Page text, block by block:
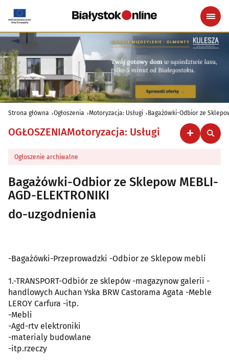
Strona główna Ogłoszenia Motoryzacja: Usługi Bagażówki-Odbior ze
OGŁOSZENIAMotoryzacja: Usługi
Ogłoszenie archiwalne
Bagażówki-Odbior ze Sklepow MEBLI-
AGD-ELEKTRONIKI
do-uzgodnienia
-Bagażówki-Przeprowadzki -Odbior ze Sklepow mebli
1.-TRANSPORT-Odbiór ze sklepów -magazynow galerii -
handlowych Auchan Yska BRW Castorama Agata -Meble
LEROY Carfura -itp.
-Mebli
-Agd-rtv elektroniki
-materialy budowlane
-itp.rzeczy